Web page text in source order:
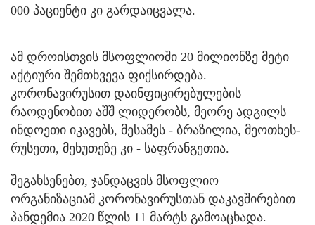
000 პაციენტი კი გარდაიცვალა.
ამ დროისთვის მსოფლიოში 20 მილიონზე მეტი
აქტიური შემთხვევა ფიქსირდება.
კორონავირუსით დაინფიცირებულების
რაოდენობით აშშ ლიდერობს, მეორე ადგილს
ინდოეთი იკავებს, მესამეს - ბრაზილია, მეოთხეს-
რუსეთი, მეხუთეზე კი - საფრანგეთია.
შეგახსენებთ, ჯანდაცვის მსოფლიო
ორგანიზაციამ კორონავირუსთან დაკავშირებით
პანდემია 2020 წლის 11 მარტს გამოაცხადა.